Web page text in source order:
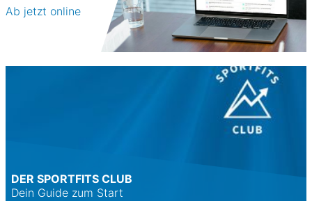
Ab jetzt online
DER SPORTFITS CLUB
Dein Guide zum Start